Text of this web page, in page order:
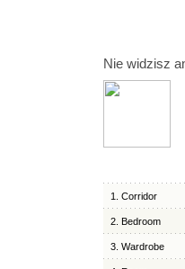
Nie widzisz
1. Corridor
2. Bedroom
3. Wardrobe